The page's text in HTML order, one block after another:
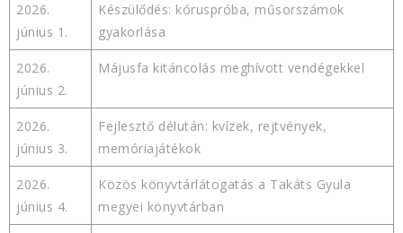
2026.
június 1.
Készülődés: kóruspróba, műsorszámok
gyakorlása
2026.
június 2.
Májusfa kitáncolás meghívott vendégekkel
2026.
június 3.
Fejlesztő délután: kvízek, rejtvények,
memóriajátékok
2026.
június 4.
Közös könyvtárlátogatás a Takáts Gyula
megyei könyvtárban